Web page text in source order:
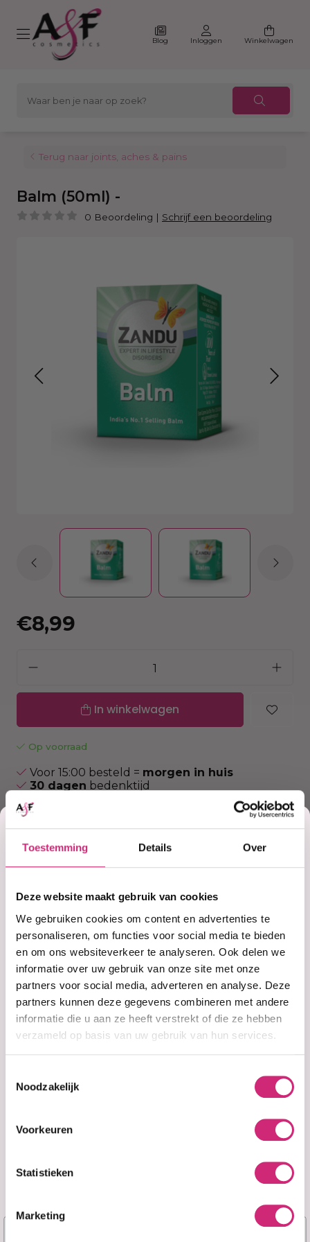
Toestemming Details Over
Deze website maakt gebruik van cookies
We gebruiken cookies om content en advertenties te
personaliseren, om functies voor social media te bieden
en om ons websiteverkeer te analyseren. Ook delen we
informatie over uw gebruik van onze site met onze
partners voor social media, adverteren en analyse. Deze
partners kunnen deze gegevens combineren met andere
informatie die u aan ze heeft verstrekt of die ze hebben
verzameld op basis van uw gebruik van hun services.
Noodzakelijk
Voorkeuren
Statistieken
Marketing
Blog Inloggen Winkelwagen
Terug naar joints, aches & pains
Balm (50ml) -
0 Beoordeling | Schrijf een beoordeling
€8,99
In winkelwagen
Op voorraad
Voor 15:00 besteld = morgen in huis
30 dagen bedenktijd
Uitgebreide
Gratis verzending
vanaf €40 (NL&BE)
Productinformatie
ZANDU BALSEM
De vertrouwde Ayurvedische
sleutelingrediënten van Zandu Balm geven
verzachtende verlichting bij allerlei soorten pijn,
van verkoudheid tot spanningshoofdpijn en
lichaamspijn.
Neem een ??kleine hoeveelheid balsem op je
vingers en masseer deze een paar minuten over
Je beoordeling toevoegen
Korting
op je
eerste
bestelling
Naam